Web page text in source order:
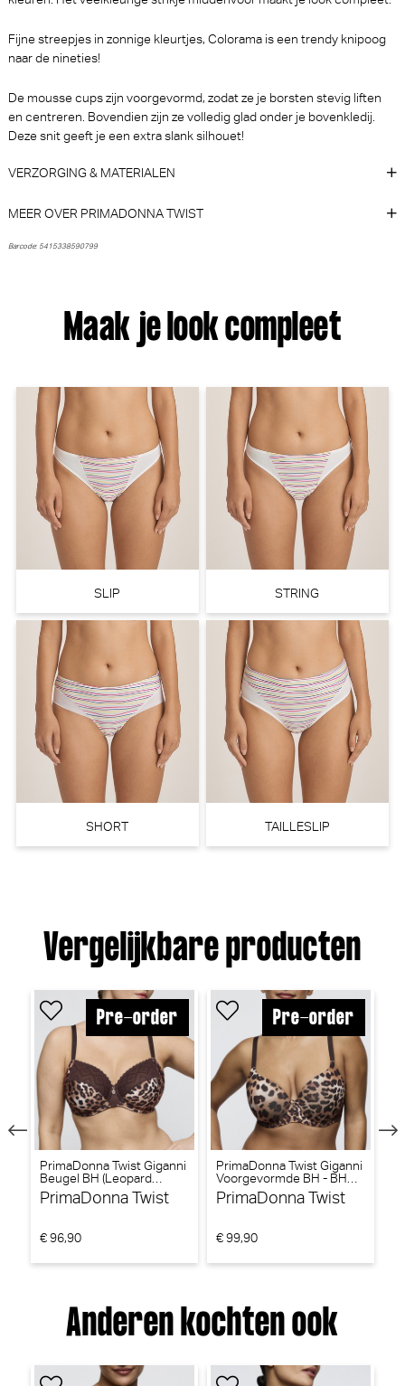
Marie Jo Soft studio Bralette -
Voorgevormd (Caffé latte)
PrimaDonna Twist Mocuto Slip
- Rio (Italian Acai)
PrimaDonna Twist
€ 35,90
PrimaDonna Twist Giganni
String (Leopard Bloom)
PrimaDonna Twist
€ 40,90
PrimaDonna Twist Mocuto
Tailleslip (Vivid Green)
PrimaDonna Twist
€ 40,90
Marie Jo Swim Emly Bikini Slip
- Rio (Electric Blue)
Marie Jo Swim
10% korting
44,90
Fijne streepjes in zonnige kleurtjes, Colorama is een trendy knipoog
naar de nineties!
De mousse cups zijn voorgevormd, zodat ze je borsten stevig liften
en centreren. Bovendien zijn ze volledig glad onder je bovenkledij.
Deze snit geeft je een extra slank silhouet!
VERZORGING & MATERIALEN
MEER OVER PRIMADONNA TWIST
Barcode: 5415338590799
Maak je look compleet
SLIP STRING
SHORT TAILLESLIP
Vergelijkbare producten
PrimaDonna Twist Giganni
Beugel BH (Leopard
Bloom)
PrimaDonna Twist
€ 96,90
PrimaDonna Twist Giganni
Voorgevormde BH - BH
Hartvorm (Leopard Bloom)
PrimaDonna Twist
€ 99,90
Anderen kochten ook